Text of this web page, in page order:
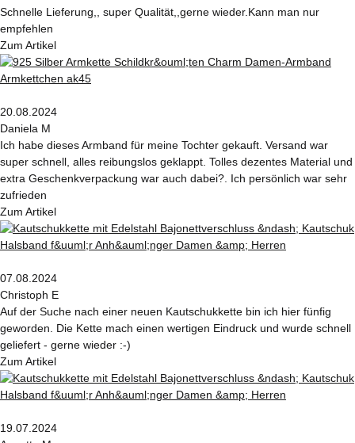
Schnelle Lieferung,, super Qualität,,gerne wieder.Kann man nur
empfehlen
Zum Artikel
20.08.2024
Daniela M
Ich habe dieses Armband für meine Tochter gekauft. Versand war
super schnell, alles reibungslos geklappt. Tolles dezentes Material und
extra Geschenkverpackung war auch dabei?. Ich persönlich war sehr
zufrieden
Zum Artikel
07.08.2024
Christoph E
Auf der Suche nach einer neuen Kautschukkette bin ich hier fünfig
geworden. Die Kette mach einen wertigen Eindruck und wurde schnell
geliefert - gerne wieder :-)
Zum Artikel
19.07.2024